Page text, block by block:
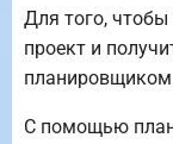
Для того, чтобы
проект и
С помощью